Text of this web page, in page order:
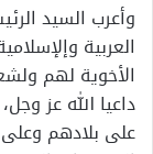
وأعرب السيد
العربية
الأخوية لهم
داعيا الله عز
على بلادهم وعلى